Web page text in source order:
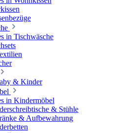
in Tischwäsche
& Kinder
in Kindermöbel
& Stühle
& Aufbewahrung